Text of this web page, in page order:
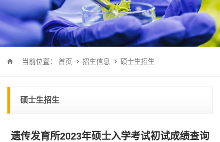
当前位置： 首页 招生信息 硕士生招生
硕士生招生
遗传发育所2023年硕士入学考试初试成绩查询